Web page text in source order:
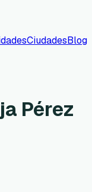
CiudadesBlog
Pérez